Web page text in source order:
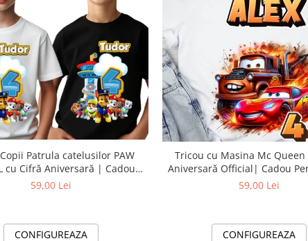
Patrula catelusilor PAW
cu Cifră Aniversară | Cadou
e-CADOU - Copie
59,00 Lei
CONFIGUREAZA
Tricou cu Masina Mc Queen cu Cifră
Aniversară Official| Cadou
e-CADOU
59,00 Lei
CONFIGUREAZA